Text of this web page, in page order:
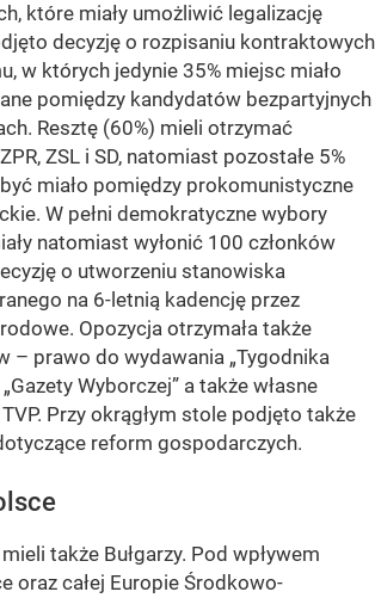
które miały umożliwić legalizację
decyzję o rozpisaniu kontraktowych
w których jedynie 35% miejsc miało
pomiędzy kandydatów bezpartyjnych
Resztę (60%) mieli otrzymać
ZSL i SD, natomiast pozostałe 5%
miało pomiędzy prokomunistyczne
W pełni demokratyczne wybory
natomiast wyłonić 100 członków
o utworzeniu stanowiska
na 6-letnią kadencję przez
Opozycja otrzymała także
– prawo do wydawania „Tygodnika
Wyborczej” a także własne
Przy okrągłym stole podjęto także
reform gospodarczych.
także Bułgarzy. Pod wpływem
oraz całej Europie Środkowo-